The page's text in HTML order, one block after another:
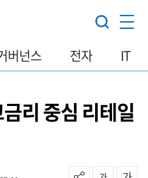
버넌스 전자 IT
리 중심 리테일